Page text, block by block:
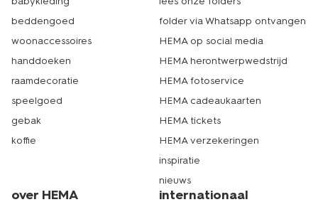
jouw ramen zijn, is het bestellen van jouw nieuwe
gordijnen vervolgens heel gemakkelijk via onze website
met de online gordijnen editor van HEMA. Om je op weg
te helpen met de afmetingen van je ramen, hebben we
demeetinstructies
voor je. Liever hulp van een van onze
medewerkers? Ook dat is mogelijk. Ga daarvoor naar
beddengoed
woonaccessoires
handdoeken
raamdecoratie
speelgoed
gebak
koffie
folder via Whatsapp ontvangen
HEMA op social media
HEMA herontwerpwedstrijd
HEMA fotoservice
HEMA cadeaukaarten
HEMA tickets
HEMA verzekeringen
inspiratie
nieuws
over HEMA internationaal